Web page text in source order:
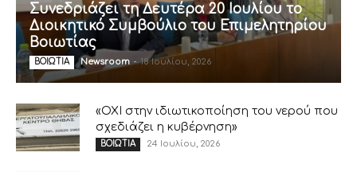
Συνεδριάζει τη Δευτέρα 20 Ιουλίου το
Διοικητικό Συμβούλιο του Επιμελητηρίου
Βοιωτίας
ΒΟΙΩΤΙΑ Newsroom - 18 Ιουλίου, 2026
«ΟΧΙ στην ιδιωτικοποίηση του νερού που
σχεδιάζει η κυβέρνηση»
ΒΟΙΩΤΙΑ 24 Ιουλίου, 2026